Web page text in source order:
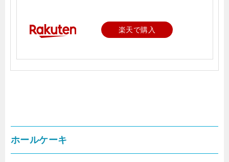
楽天で購入
ホールケーキ